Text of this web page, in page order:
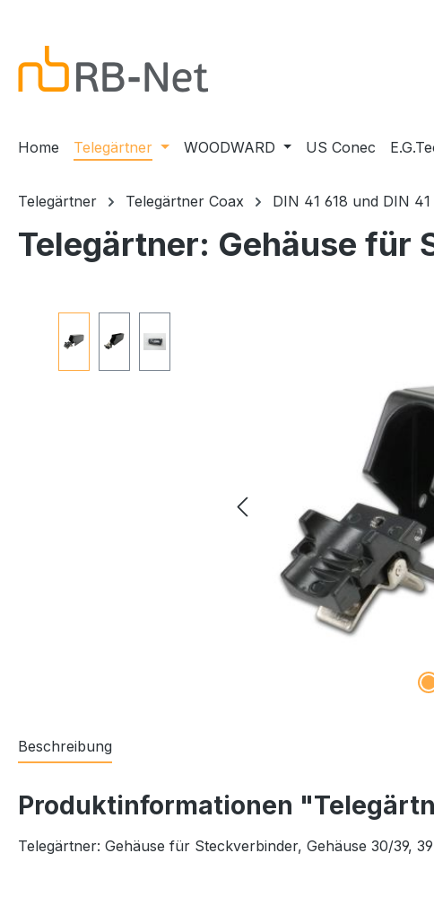
Home Telegärtner WOODWARD US Conec
Telegärtner Telegärtner Coax DIN 41 618 und DIN
Telegärtner: Gehäuse für
Beschreibung
Produktinformationen
Telegärtner: Gehäuse für Steckverbinder, Gehäuse 30/39,